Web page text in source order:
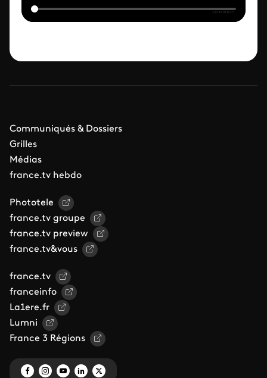
Communiqués & Dossiers
Grilles
Médias
france.tv hebdo
Phototele
france.tv groupe
france.tv preview
france.tv&vous
france.tv
franceinfo
La1ere.fr
Lumni
France 3 Régions